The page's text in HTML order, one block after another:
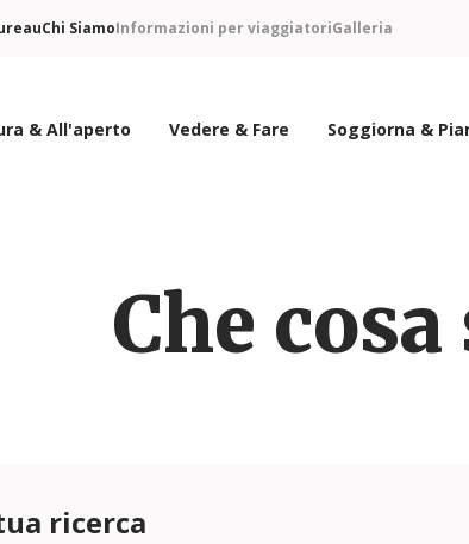
Chi SiamoInformazioni per viaggiatoriGalleria
& All'aperto Vedere & Fare Soggiorna &
Che
ricerca